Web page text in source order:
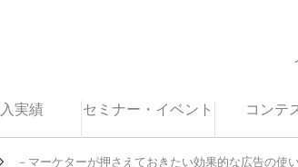
実績 セミナー・イベント コンテ
－マーケターが押さえておきたい効果的な広告の